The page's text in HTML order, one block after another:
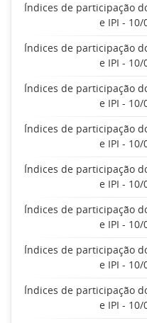
Índices de participação
e IPI -
Índices de participação
e IPI -
Índices de participação
e IPI -
Índices de participação
e IPI -
Índices de participação
e IPI -
Índices de participação
e IPI -
Índices de participação
e IPI -
Índices de participação
e IPI -